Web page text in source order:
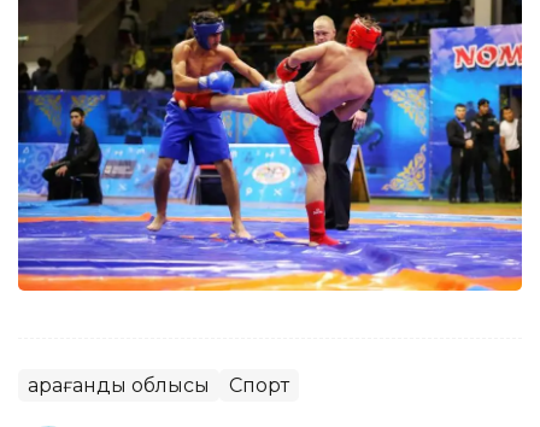
Қарағанды облысы Спорт